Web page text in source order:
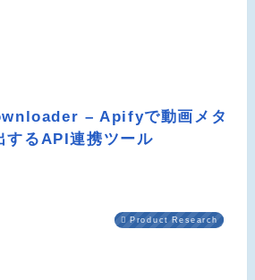
– Apifyで動画メタ
するAPI連携ツール
Product Research